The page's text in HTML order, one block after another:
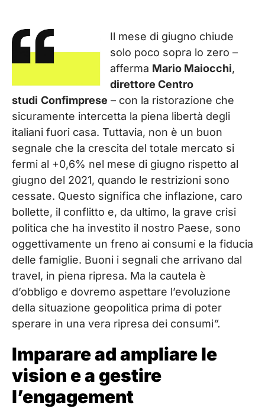
Il mese di giugno chiude
solo poco sopra lo zero –
afferma Mario Maiocchi,
direttore Centro
studi Confimprese – con la ristorazione che
sicuramente intercetta la piena libertà degli
italiani fuori casa. Tuttavia, non è un buon
segnale che la crescita del totale mercato si
fermi al +0,6% nel mese di giugno rispetto al
giugno del 2021, quando le restrizioni sono
cessate. Questo significa che inflazione, caro
bollette, il conflitto e, da ultimo, la grave crisi
politica che ha investito il nostro Paese, sono
oggettivamente un freno ai consumi e la fiducia
delle famiglie. Buoni i segnali che arrivano dal
travel, in piena ripresa. Ma la cautela è
d’obbligo e dovremo aspettare l’evoluzione
della situazione geopolitica prima di poter
sperare in una vera ripresa dei consumi”.
Imparare ad ampliare le
vision e a gestire
l’engagement